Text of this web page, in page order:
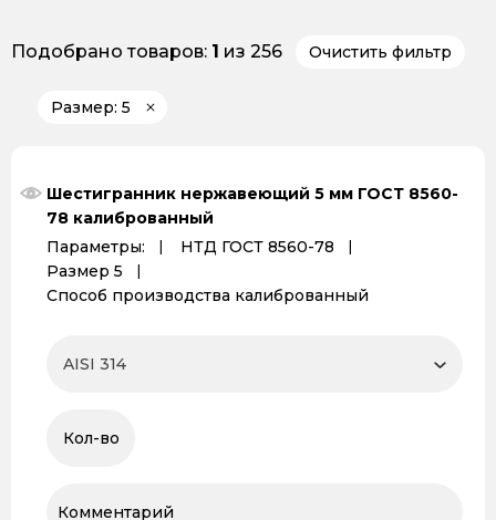
Подобрано товаров: 1 из 256 Очистить фильтр
Размер: 5
Шестигранник нержавеющий 5 мм ГОСТ 8560-
78 калиброванный
Параметры:
НТД ГОСТ 8560-78
Размер 5
Способ производства калиброванный